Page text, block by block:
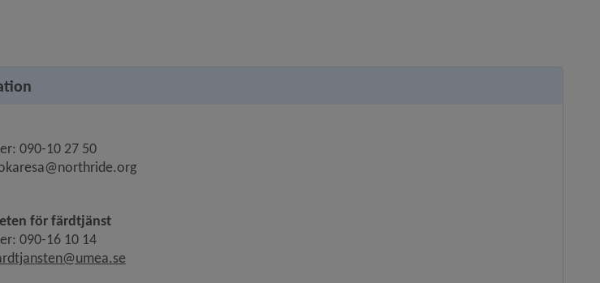
besök
090-10 27 50
för färdtjänst
090-16 10 14